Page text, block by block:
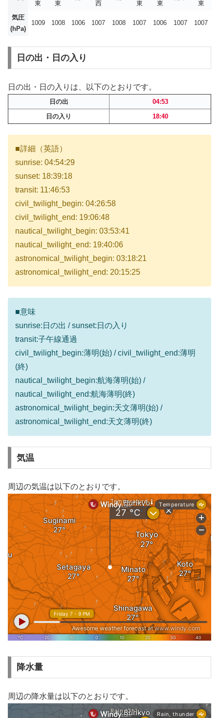
東
東
西
東
東
東
気圧
(hPa)
1009 1008 1006 1007 1008 1007 1006 1007 1007
日の出・日の入り
日の出・日の入りは、以下のとおりです。
日の出
04:53
日の入り
18:40
■詳細（英語）
sunrise: 04:54:29
sunset: 18:39:18
transit: 11:46:53
civil_twilight_begin: 04:26:58
civil_twilight_end: 19:06:48
nautical_twilight_begin: 03:53:41
nautical_twilight_end: 19:40:06
astronomical_twilight_begin: 03:18:21
astronomical_twilight_end: 20:15:25
■意味
sunrise:日の出 / sunset:日の入り
transit:子午線通過
civil_twilight_begin:薄明(始) / civil_twilight_end:薄明
(終)
nautical_twilight_begin:航海薄明(始) /
nautical_twilight_end:航海薄明(終)
astronomical_twilight_begin:天文薄明(始) /
astronomical_twilight_end:天文薄明(終)
気温
周辺の気温は以下のとおりです。
降水量
周辺の降水量は以下のとおりです。